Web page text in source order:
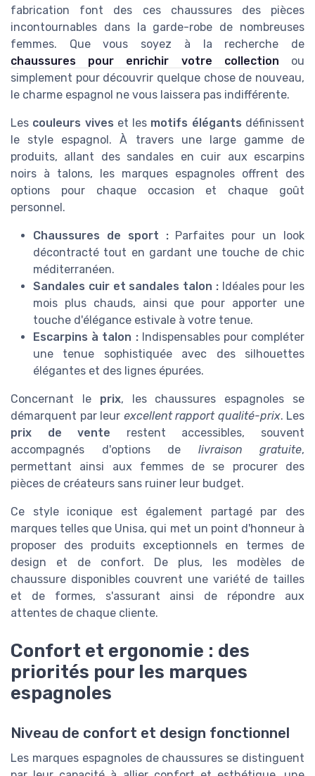
fabrication font des ces chaussures des pièces
incontournables dans la garde-robe de nombreuses
femmes. Que vous soyez à la recherche de
chaussures pour enrichir votre collection ou
simplement pour découvrir quelque chose de nouveau,
le charme espagnol ne vous laissera pas indifférente.
Les couleurs vives et les motifs élégants définissent
le style espagnol. À travers une large gamme de
produits, allant des sandales en cuir aux escarpins
noirs à talons, les marques espagnoles offrent des
options pour chaque occasion et chaque goût
personnel.
Chaussures de sport :Parfaites pour un look
décontracté tout en gardant une touche de chic
méditerranéen.
Sandales cuir et sandales talon :Idéales pour les
mois plus chauds, ainsi que pour apporter une
touche d'élégance estivale à votre tenue.
Escarpins à talon :Indispensables pour compléter
une tenue sophistiquée avec des silhouettes
élégantes et des lignes épurées.
Concernant le prix, les chaussures espagnoles se
démarquent par leur excellent rapport qualité-prix. Les
prix de vente restent accessibles, souvent
accompagnés d'options de livraison gratuite,
permettant ainsi aux femmes de se procurer des
pièces de créateurs sans ruiner leur budget.
Ce style iconique est également partagé par des
marques telles que Unisa, qui met un point d'honneur à
proposer des produits exceptionnels en termes de
design et de confort. De plus, les modèles de
chaussure disponibles couvrent une variété de tailles
et de formes, s'assurant ainsi de répondre aux
attentes de chaque cliente.
Confort et ergonomie : des
priorités pour les marques
espagnoles
Niveau de confort et design fonctionnel
Les marques espagnoles de chaussures se distinguent